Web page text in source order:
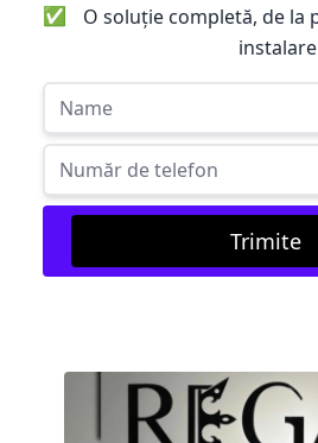
✅
O soluție completă, de la
instalare
Trimite